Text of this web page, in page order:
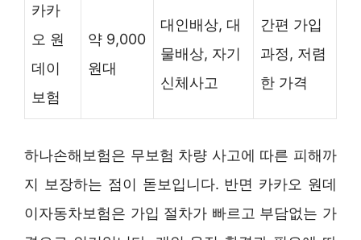
카카
오 원
데이
보험
약 9,000
원대
대인배상, 대
물배상, 자기
신체사고
간편 가입
과정, 저렴
한 가격
하나손해보험은 무보험 차량 사고에 따른 피해까
지 보장하는 점이 돋보입니다. 반면 카카오 원데
이자동차보험은 가입 절차가 빠르고 부담없는 가